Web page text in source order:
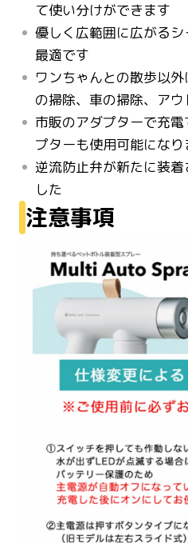
て使い分けができます
優しく広範囲に広がる
最適です
ワンちゃんとの散歩以
の掃除、車の掃除、ア
市販のアダプターで充
プターも使用可能になり
逆流防止弁が新たに装
した
注意事項